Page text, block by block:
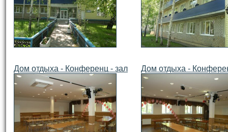
Дом отдыха - Конференц - зал Дом отдыха -